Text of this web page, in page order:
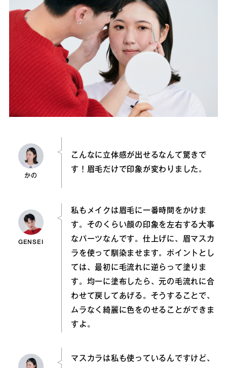
かの
こんなに立体感が出せるなんて驚きで
す！眉毛だけで印象が変わりました。
GENSEI
私もメイクは眉毛に一番時間をかけま
す。そのくらい顔の印象を左右する大事
なパーツなんです。仕上げに、眉マスカ
ラを使って馴染ませます。ポイントとし
ては、最初に毛流れに逆らって塗りま
す。均一に塗布したら、元の毛流れに合
わせて戻してあげる。そうすることで、
ムラなく綺麗に色をのせることができま
すよ。
マスカラは私も使っているんですけど、